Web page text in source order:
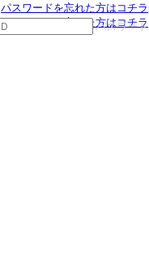
パスワードを忘れた方はコチラ
パスワードを忘れた方はコチラ
パスワード